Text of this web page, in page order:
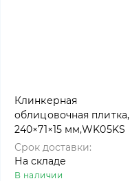
Клинкерная
облицовочная плитка,
240×71×15 мм,WK05KS
Eisenschmelz-
Schwarzbraun Kohle
Spezial, Westerwalder
Срок доставки:
На складе
В наличии